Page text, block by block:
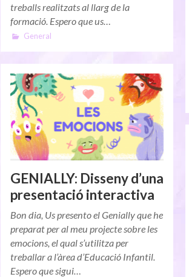
treballs realitzats al llarg de la
formació. Espero que us…
General
GENIALLY: Disseny d’una
presentació interactiva
Bon dia, Us presento el Genially que he
preparat per al meu projecte sobre les
emocions, el qual s’utilitza per
treballar a l’àrea d’Educació Infantil.
Espero que sigui…